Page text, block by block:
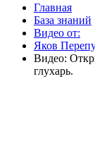
Главная
База знаний
Видео от:
Яков
Видео:
глухарь.